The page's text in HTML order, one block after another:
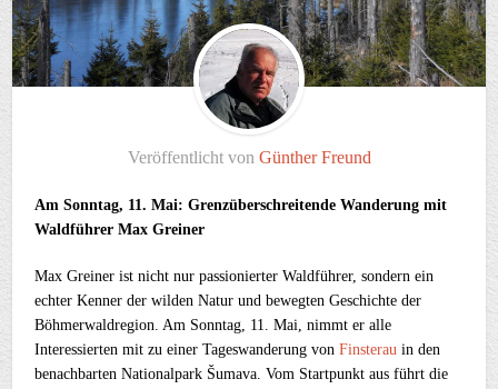
Veröffentlicht von Günther Freund
Am Sonntag, 11. Mai: Grenzüberschreitende Wanderung mit
Waldführer Max Greiner
Max Greiner ist nicht nur passionierter Waldführer, sondern ein
echter Kenner der wilden Natur und bewegten Geschichte der
Böhmerwaldregion. Am Sonntag, 11. Mai, nimmt er alle
Interessierten mit zu einer Tageswanderung vonFinsterau in den
benachbarten Nationalpark Šumava. Vom Startpunkt aus führt die